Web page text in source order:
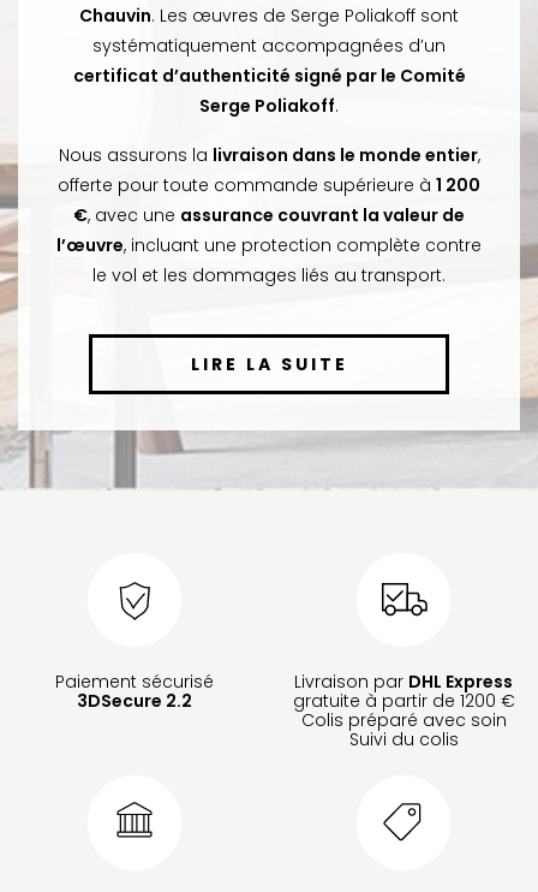
Chauvin. Les œuvres de Serge Poliakoff sont
systématiquement accompagnées d’un
certificat d’authenticité signé par le Comité
Serge Poliakoff.
Nous assurons la livraison dans le monde entier,
offerte pour toute commande supérieure à 1 200
€, avec une assurance couvrant la valeur de
l’œuvre, incluant une protection complète contre
le vol et les dommages liés au transport.
LIRE LA SUITE
Paiement sécurisé
3DSecure 2.2
Livraison par DHL Express
gratuite à partir de 1200 €
Colis préparé avec soin
Suivi du colis